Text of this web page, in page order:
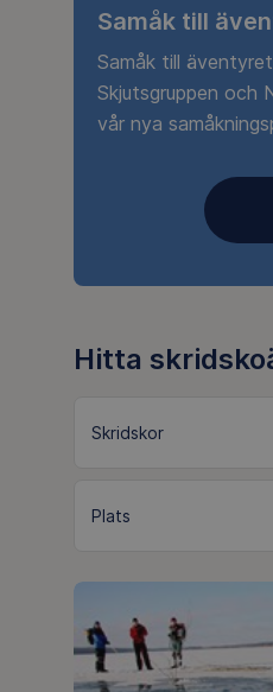
Samåk till
Samåk till
Skjutsgruppen och
vår nya
Hitta
Skridskor